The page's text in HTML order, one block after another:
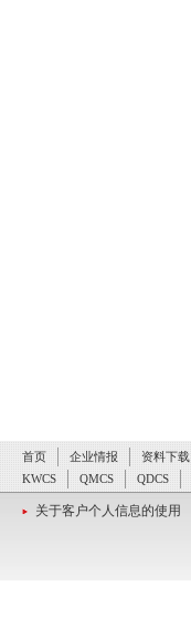
首页 企业情报 资料下载
KWCS
QMCS QDCS
关于客户个人信息的使用